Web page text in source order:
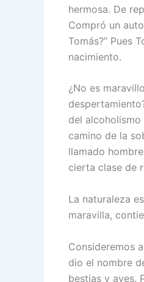
hermosa. De
Compró un
Tomás?” Pues
nacimiento.
¿No es
del
camino de la
llamado
cierta clase de
La naturaleza
maravilla,
Consideremos
dio el nombre
bestias y aves.